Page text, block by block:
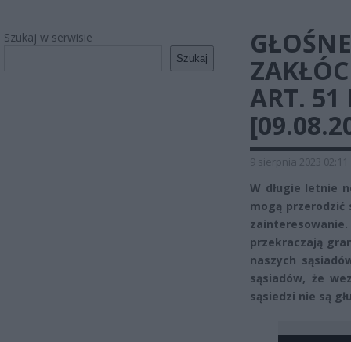
Szukaj w serwisie
Szukaj
ART. 51
9 sierpnia 2023 02:11
W długie letnie
mogą przerodzić
przekraczają
naszych
sąsiadów, że
sąsiedzi nie są